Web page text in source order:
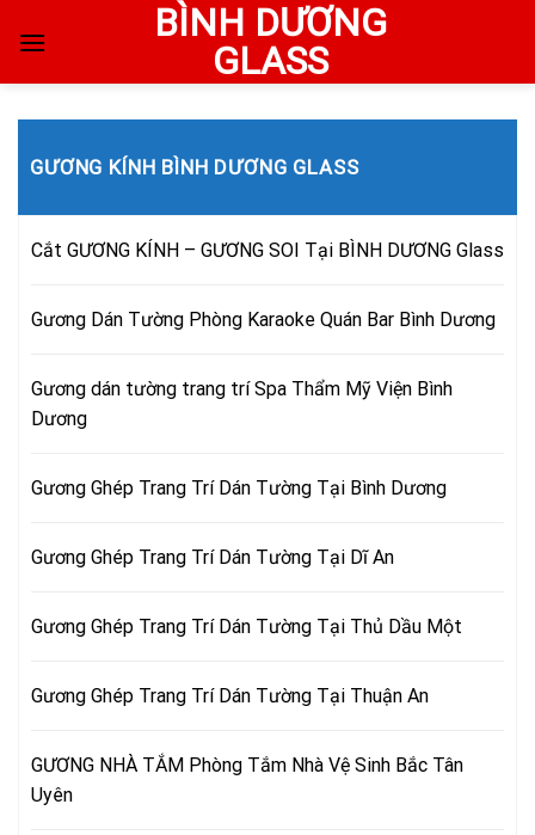
BÌNH DƯƠNG
GLASS
GƯƠNG KÍNH BÌNH DƯƠNG GLASS
Cắt GƯƠNG KÍNH – GƯƠNG SOI Tại BÌNH DƯƠNG Glass
Gương Dán Tường Phòng Karaoke Quán Bar Bình Dương
Gương dán tường trang trí Spa Thẩm Mỹ Viện Bình
Dương
Gương Ghép Trang Trí Dán Tường Tại Bình Dương
Gương Ghép Trang Trí Dán Tường Tại Dĩ An
Gương Ghép Trang Trí Dán Tường Tại Thủ Dầu Một
Gương Ghép Trang Trí Dán Tường Tại Thuận An
GƯƠNG NHÀ TẮM Phòng Tắm Nhà Vệ Sinh Bắc Tân
Uyên